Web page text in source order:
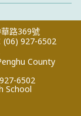
路369號
(06) 927-6502
County
6502
School